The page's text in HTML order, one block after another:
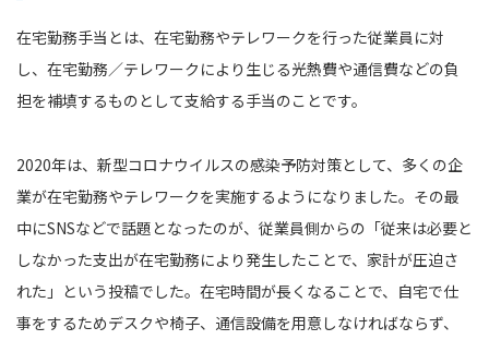
在宅勤務手当とは、在宅勤務やテレワークを行った従業員に対
し、在宅勤務／テレワークにより生じる光熱費や通信費などの負
担を補填するものとして支給する手当のことです。
2020年は、新型コロナウイルスの感染予防対策として、多くの企
業が在宅勤務やテレワークを実施するようになりました。その最
中にSNSなどで話題となったのが、従業員側からの「従来は必要と
しなかった支出が在宅勤務により発生したことで、家計が圧迫さ
れた」という投稿でした。在宅時間が長くなることで、自宅で仕
事をするためデスクや椅子、通信設備を用意しなければならず、